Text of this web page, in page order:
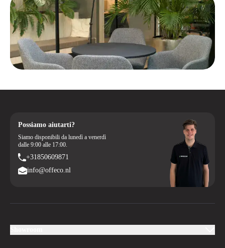
Possiamo aiutarti?
Siamo disponibili da lunedì a venerdì
dalle 9:00 alle 17:00.
+31850609871
info@offeco.nl